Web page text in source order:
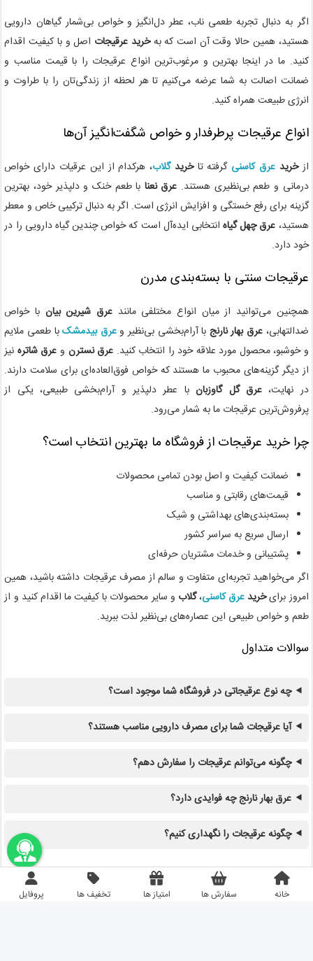
اگر به دنبال تجربه طعمی ناب، عطر دل‌انگیز و خواص بی‌شمار گیاهان دارویی
هستید، همین حالا وقت آن است که بهخرید عرقیجات اصل و با کیفیت اقدام
کنید. ما در اینجا بهترین و مرغوب‌ترین انواع عرقیجات را با قیمت مناسب و
ضمانت اصالت به شما عرضه می‌کنیم تا هر لحظه از زندگی‌تان را با طراوت و
انرژی طبیعت همراه کنید.
انواع عرقیجات پرطرفدار و خواص شگفت‌انگیز آن‌ها
ازخرید عرق کاسنی گرفته تاخریدگلاب، هرکدام از این عرقیات دارای خواص
درمانی و طعم بی‌نظیری هستند. عرق نعنا با طعم خنک و دلپذیر خود، بهترین
گزینه برای رفع خستگی و افزایش انرژی است. اگر به دنبال ترکیبی خاص و معطر
هستید، عرق چهل گیاهانتخابی ایده‌آل است که خواص چندین گیاه دارویی را در
خود دارد.
عرقیجات سنتی با بسته‌بندی مدرن
همچنین می‌توانید از میان انواع مختلفی مانند عرق شیرین بیان با خواص
ضدالتهابی،عرق بهار نارنج با آرام‌بخشی بی‌نظیر وعرق بیدمشکبا طعمی ملایم
و خوشبو، محصول مورد علاقه خود را انتخاب کنید. عرق نسترن و عرق شاتره نیز
از دیگر گزینه‌های محبوب ما هستند که خواص فوق‌العاده‌ای برای سلامت دارند.
در نهایت،عرق گل گاوزبانبا عطر دلپذیر و آرام‌بخشی طبیعی، یکی از
پرفروش‌ترین عرقیجات ما به شمار می‌رود.
چرا خرید عرقیجات از فروشگاه ما بهترین انتخاب است؟
ضمانت کیفیت و اصل بودن تمامی محصولات
قیمت‌های رقابتی و مناسب
بسته‌بندی‌های بهداشتی و شیک
ارسال سریع به سراسر کشور
پشتیبانی و خدمات مشتریان حرفه‌ای
اگر می‌خواهید تجربه‌ای متفاوت و سالم از مصرف عرقیجات داشته باشید، همین
امروز برایخریدعرق کاسنی،گلاب و سایر محصولات با کیفیت ما اقدام کنید و از
طعم و خواص طبیعی این عصاره‌های بی‌نظیر لذت ببرید.
سوالات متداول
چه نوع عرقیجاتی در فروشگاه شما موجود است؟
آیا عرقیجات شما برای مصرف دارویی مناسب هستند؟
چگونه می‌توانم عرقیجات را سفارش دهم؟
عرق بهار نارنج چه فوایدی دارد؟
چگونه عرقیجات را نگهداری کنیم؟
خانه سفارش ها امتیاز ها تخفیف ها پروفایل